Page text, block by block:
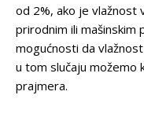
od 2%, ako je vlažnost
prirodnim ili mašinskim
mogućnosti da
u tom slučaju možemo
prajmera.